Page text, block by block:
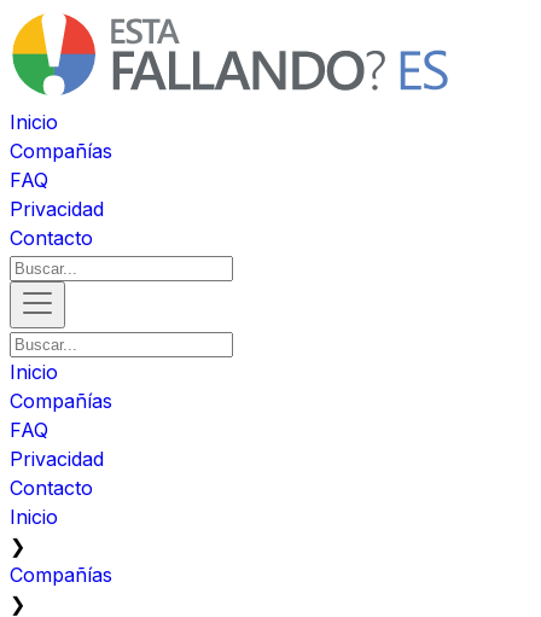
Inicio
Compañías
FAQ
Privacidad
Contacto
Inicio
Compañías
FAQ
Privacidad
Contacto
Inicio
❯
Compañías
❯